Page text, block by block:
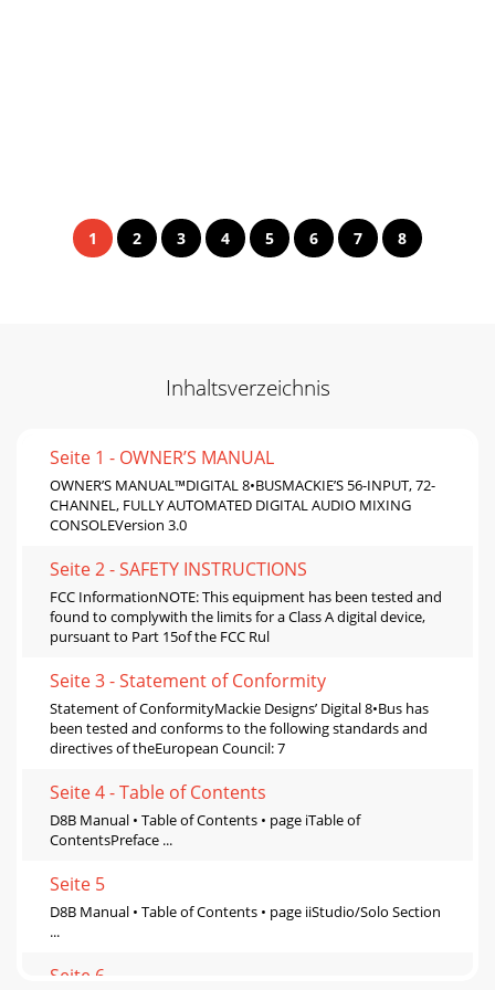
1 2 3 4 5 6 7 8
Inhaltsverzeichnis
Seite 1 - OWNER’S MANUAL
OWNER’S MANUAL™DIGITAL 8•BUSMACKIE’S 56-INPUT, 72-
CHANNEL, FULLY AUTOMATED DIGITAL AUDIO MIXING
CONSOLEVersion 3.0
Seite 2 - SAFETY INSTRUCTIONS
FCC InformationNOTE: This equipment has been tested and
found to complywith the limits for a Class A digital device,
pursuant to Part 15of the FCC Rul
Seite 3 - Statement of Conformity
Statement of ConformityMackie Designs’ Digital 8•Bus has
been tested and conforms to the following standards and
directives of theEuropean Council: 7
Seite 4 - Table of Contents
D8B Manual • Table of Contents • page iTable of
ContentsPreface ...
Seite 5
D8B Manual • Table of Contents • page iiStudio/Solo Section
...
Seite 6